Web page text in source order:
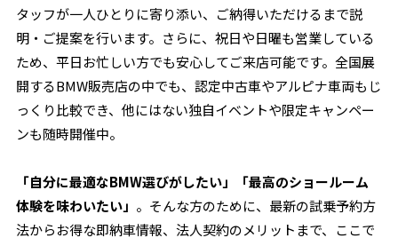
タッフが一人ひとりに寄り添い、ご納得いただけるまで説
明・ご提案を行います。さらに、祝日や日曜も営業している
ため、平日お忙しい方でも安心してご来店可能です。全国展
開するBMW販売店の中でも、認定中古車やアルピナ車両もじ
っくり比較でき、他にはない独自イベントや限定キャンペー
ンも随時開催中。
「自分に最適なBMW選びがしたい」「最高のショールーム
体験を味わいたい」 。そんな方のために、最新の試乗予約方
法からお得な即納車情報、法人契約のメリットまで、ここで